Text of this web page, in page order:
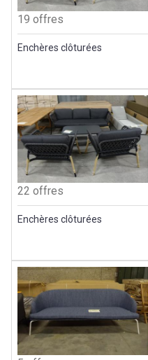
19 offres
Enchères clôturées
22 offres
Enchères clôturées